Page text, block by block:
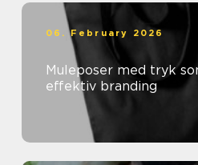
06. February 2026
Muleposer med tryk
effektiv branding